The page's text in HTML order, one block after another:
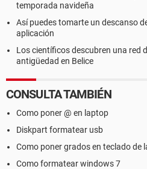
temporada navideña
Así puedes tomarte un descanso
aplicación
Los científicos descubren una red
antigüedad en Belice
CONSULTA TAMBIÉN
Como poner @ en laptop
Diskpart formatear usb
Como poner grados en teclado de
Como formatear windows 7